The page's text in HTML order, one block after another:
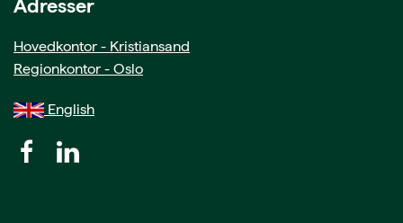
Adresser
Hovedkontor - Kristiansand
Regionkontor - Oslo
English